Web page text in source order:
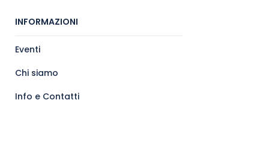
INFORMAZIONI
Eventi
Chi siamo
Info e Contatti